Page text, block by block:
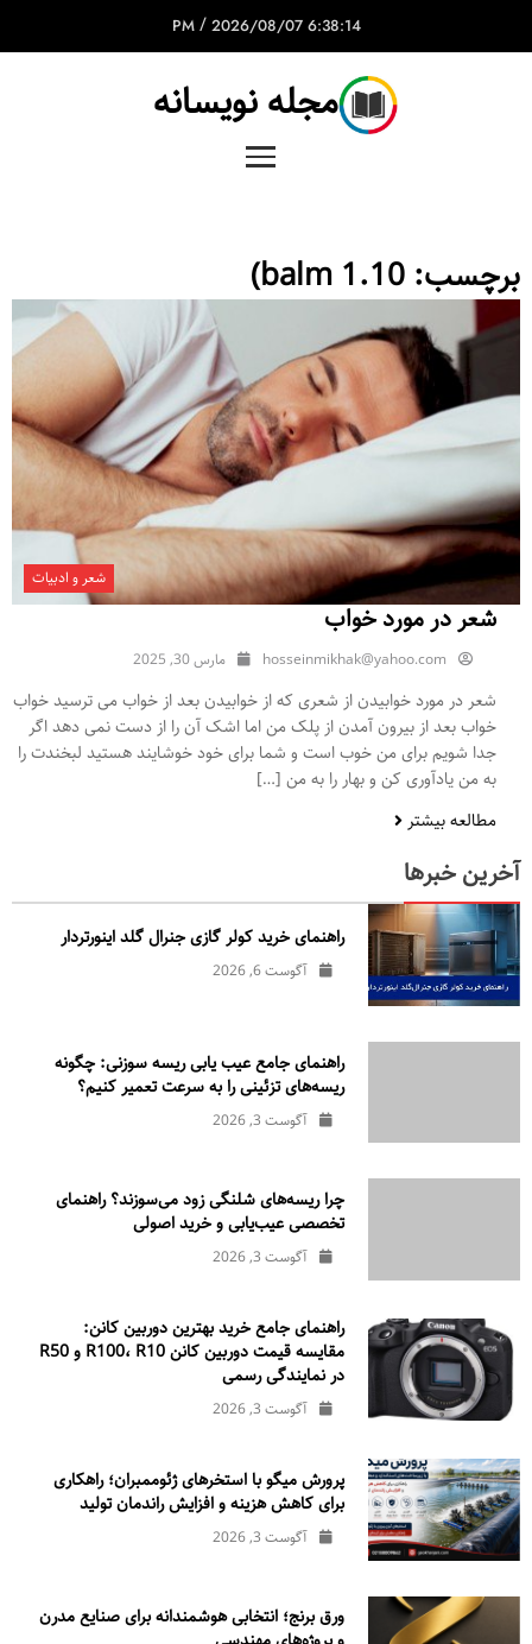
6:38:14 PM
/ 2026/08/07
مجله نویسانه
برچسب: balm 1.10)
شعر و ادبیات
شعر در مورد خواب
hosseinmikhak@yahoo.com مارس 30, 2025
شعر در مورد خوابیدن از شعری که از خوابیدن بعد از خواب می ترسید خواب
خواب بعد از بیرون آمدن از پلک من اما اشک آن را از دست نمی دهد اگر
جدا شویم برای من خوب است و شما برای خود خوشایند هستید لبخندت را
به من یادآوری کن و بهار را به من […]
مطالعه بیشتر
آخرین خبرها
راهنمای خرید کولر گازی جنرال‌ گلد اینورتر‌دار
آگوست 6, 2026
راهنمای جامع عیب یابی ریسه سوزنی: چگونه
ریسه‌های تزئینی را به سرعت تعمیر کنیم؟
آگوست 3, 2026
چرا ریسه‌های شلنگی زود می‌سوزند؟ راهنمای
تخصصی عیب‌یابی و خرید اصولی
آگوست 3, 2026
راهنمای جامع خرید بهترین دوربین کانن:
مقایسه قیمت دوربین کانن R100، R10 و R50
در نمایندگی رسمی
آگوست 3, 2026
پرورش میگو با استخرهای ژئوممبران؛ راهکاری
برای کاهش هزینه و افزایش راندمان تولید
آگوست 3, 2026
ورق برنج؛ انتخابی هوشمندانه برای صنایع مدرن